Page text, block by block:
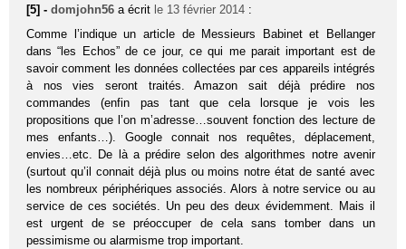
[5] -domjohn56 a écrit le 13 février 2014 :
Comme l’indique un article de Messieurs Babinet et Bellanger
dans “les Echos” de ce jour, ce qui me parait important est de
savoir comment les données collectées par ces appareils intégrés
à nos vies seront traités. Amazon sait déjà prédire nos
commandes (enfin pas tant que cela lorsque je vois les
propositions que l’on m’adresse…souvent fonction des lecture de
mes enfants…). Google connait nos requêtes, déplacement,
envies…etc. De là a prédire selon des algorithmes notre avenir
(surtout qu’il connait déjà plus ou moins notre état de santé avec
les nombreux périphériques associés. Alors à notre service ou au
service de ces sociétés. Un peu des deux évidemment. Mais il
est urgent de se préoccuper de cela sans tomber dans un
pessimisme ou alarmisme trop important.